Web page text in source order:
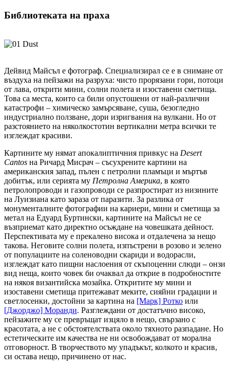
Библиотеката на праха
Дейвид Майсъл е фотограф. Специализирал се е в снимане от
въздуха на пейзажи на разруха: чисто прорязани гори, потоци
от лава, открити мини, солни полета и изоставени сметища.
Това са места, които са били опустошени от най-различни
катастрофи – химическо замърсяване, суша, безогледно
индустриално ползване, дори изригвания на вулкани. Но от
разстоянието на няколкостотин вертикални метра всички те
изглеждат красиви.
Картините му нямат апокалиптичния привкус на Desert
Cantos на Ричард Мисрач – съсухрените картини на
американския запад, пълен с петролни пламъци и мъртъв
добитък, или серията му Петролна Америка, в която
петролопроводи и газопроводи се разпростират из низините
на Луизиана като зараза от паразити. За разлика от
монументалните фотографии на кариери, мини и сметища за
метал на Едуард Буртински, картините на Майсъл не се
възприемат като директно осъждане на човешката дейност.
Перспективата му е прекалено висока и отдалечена за нещо
такова. Неговите солни полета, изпъстрени в розово и зелено
от популациите на соленоводни скариди и водорасли,
изглеждат като пищни наслоения от скъпоценни слюди – онзи
вид неща, които човек би очаквал да открие в подробностите
на някоя византийска мозайка. Откритите му мини и
изоставени сметища притежават меките, сияйни градации и
светлосенки, достойни за картина на [Марк] Ротко или
[Джорджо] Моранди. Разглеждани от достатъчно високо,
пейзажите му се превръщат изцяло в нещо, свързано с
красотата, а не с обстоятелствата около тяхното разпадане. Но
естетическите им качества не ни освобождават от морална
отговорност. В творчеството му упадъкът, колкото и красив,
си остава нещо, причинено от нас.